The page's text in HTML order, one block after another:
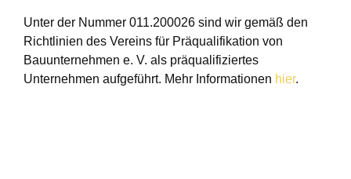
Unter der Nummer 011.200026 sind wir gemäß den
Richtlinien des Vereins für Präqualifikation von
Bauunternehmen e. V. als präqualifiziertes
Unternehmen aufgeführt. Mehr Informationen hier.